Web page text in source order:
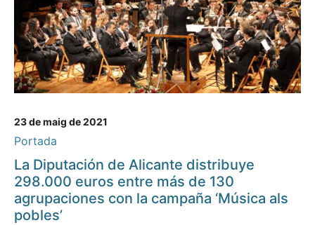
23 de maig de 2021
Portada
La Diputación de Alicante distribuye
298.000 euros entre más de 130
agrupaciones con la campaña ‘Música als
pobles’